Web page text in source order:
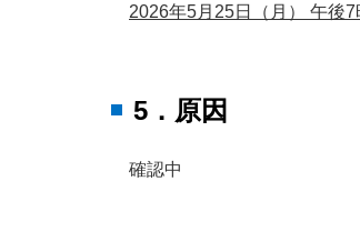
2026年5月25日（月） 午後7
5．原因
確認中